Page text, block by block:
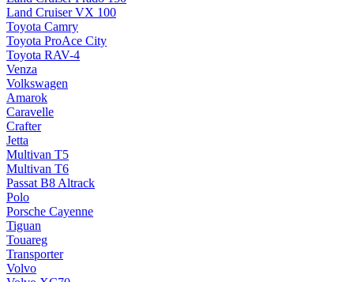
Land Cruiser VX 100
Toyota Camry
Toyota ProAce City
Toyota RAV-4
Venza
Volkswagen
Amarok
Caravelle
Crafter
Jetta
Multivan T5
Multivan T6
Passat B8 Altrack
Polo
Porsche Cayenne
Tiguan
Touareg
Transporter
Volvo